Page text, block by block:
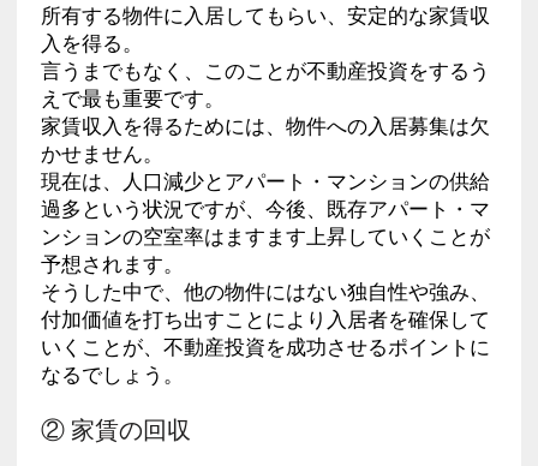
所有する物件に入居してもらい、安定的な家賃収
入を得る。
言うまでもなく、このことが不動産投資をするう
えで最も重要です。
家賃収入を得るためには、物件への入居募集は欠
かせません。
現在は、人口減少とアパート・マンションの供給
過多という状況ですが、今後、既存アパート・マ
ンションの空室率はますます上昇していくことが
予想されます。
そうした中で、他の物件にはない独自性や強み、
付加価値を打ち出すことにより入居者を確保して
いくことが、不動産投資を成功させるポイントに
なるでしょう。
② 家賃の回収